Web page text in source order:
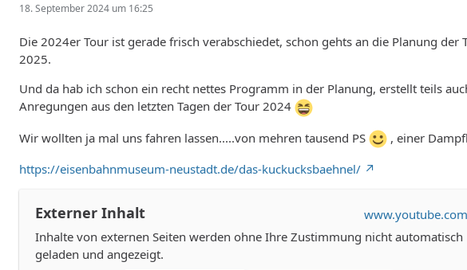
18. September 2024 um 16:25
Die 2024er Tour ist gerade frisch verabschiedet, schon gehts an die Planung der
2025.
Und da hab ich schon ein recht nettes Programm in der Planung, erstellt teils
Anregungen aus den letzten Tagen der Tour 2024
Wir wollten ja mal uns fahren lassen.....von mehren tausend PS
, einer
https://eisenbahnmuseum-neustadt.de/das-kuckucksbaehnel/
Externer Inhalt
www.youtube.com
Inhalte von externen Seiten werden ohne Ihre Zustimmung nicht automatisch
geladen und angezeigt.